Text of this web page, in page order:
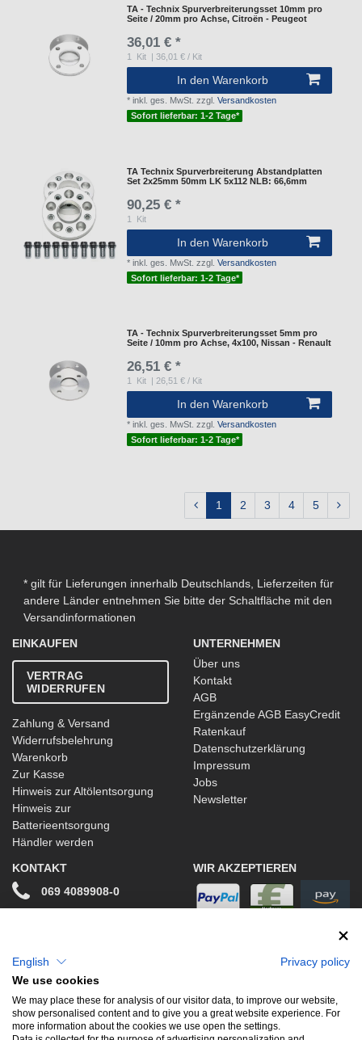
TA - Technix Spurverbreiterungsset 10mm pro
Seite / 20mm pro Achse, Citroën - Peugeot
36,01 € *
1 Kit | 36,01 € / Kit
In den Warenkorb
*inkl. ges. MwSt. zzgl.Versandkosten
Sofort lieferbar: 1-2 Tage*
TA Technix Spurverbreiterung Abstandplatten
Set 2x25mm 50mm LK 5x112 NLB: 66,6mm
90,25 € *
1 Kit
In den Warenkorb
*inkl. ges. MwSt. zzgl.Versandkosten
Sofort lieferbar: 1-2 Tage*
TA - Technix Spurverbreiterungsset 5mm pro
Seite / 10mm pro Achse, 4x100, Nissan - Renault
26,51 € *
1 Kit | 26,51 € / Kit
In den Warenkorb
*inkl. ges. MwSt. zzgl.Versandkosten
Sofort lieferbar: 1-2 Tage*
1 2 3 4 5
* gilt für Lieferungen innerhalb Deutschlands, Lieferzeiten für
andere Länder entnehmen Sie bitte der Schaltfläche mit den
Versandinformationen
EINKAUFEN
VERTRAG
WIDERRUFEN
Zahlung & Versand
Widerrufsbelehrung
Warenkorb
Zur Kasse
Hinweis zur Altölentsorgung
Hinweis zur
Batterieentsorgung
Händler werden
UNTERNEHMEN
Über uns
Kontakt
AGB
Ergänzende AGB EasyCredit
Ratenkauf
Datenschutzerklärung
Impressum
Jobs
Newsletter
KONTAKT
069 4089908-0
Facebook
Instagram
WIR AKZEPTIEREN
English
Privacy policy
We use cookies
We may place these for analysis of our visitor data, to improve our website,
show personalised content and to give you a great website experience. For
more information about the cookies we use open the settings.